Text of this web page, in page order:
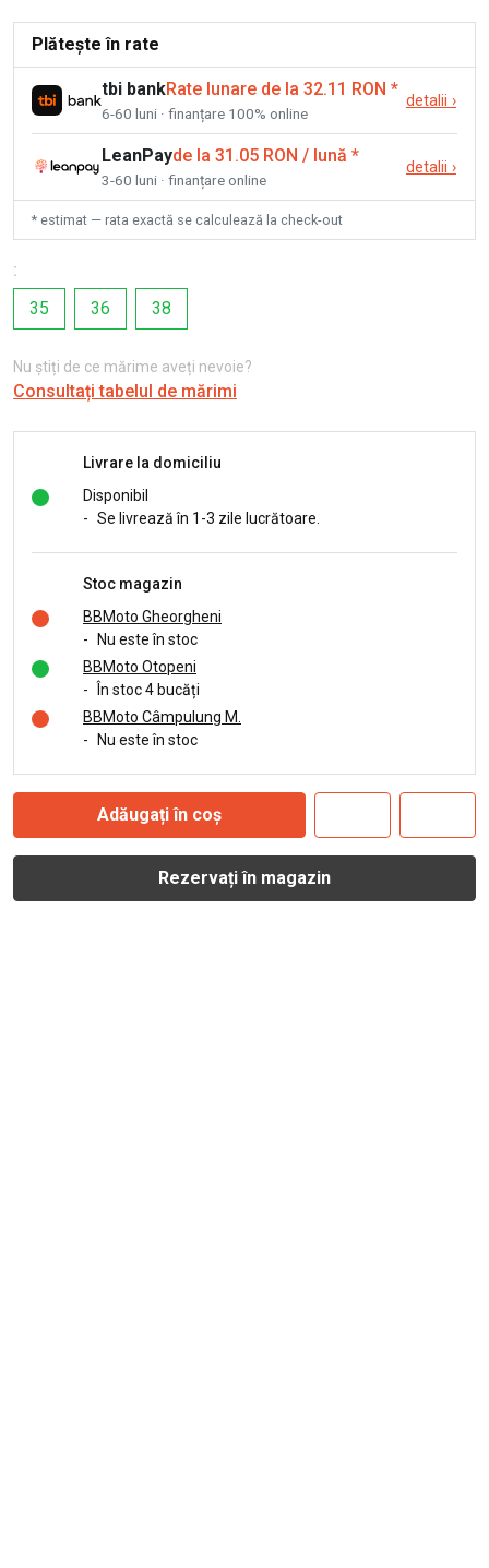
Plătește în rate
tbi bankRate lunare de la 32.11 RON *
6-60 luni · finanțare 100% online
detalii ›
LeanPayde la 31.05 RON / lună *
3-60 luni · finanțare online
detalii ›
* estimat — rata exactă se calculează la check-out
:
35
36 38
Nu știți de ce mărime aveți nevoie?
Consultați tabelul de mărimi
Livrare la domiciliu
Disponibil
- Se livrează în 1-3 zile lucrătoare.
Stoc magazin
BBMoto Gheorgheni
-
Nu este în stoc
BBMoto Otopeni
-
În stoc 4 bucăți
BBMoto Câmpulung M.
-
Nu este în stoc
Adăugați în coș
Rezervați în magazin